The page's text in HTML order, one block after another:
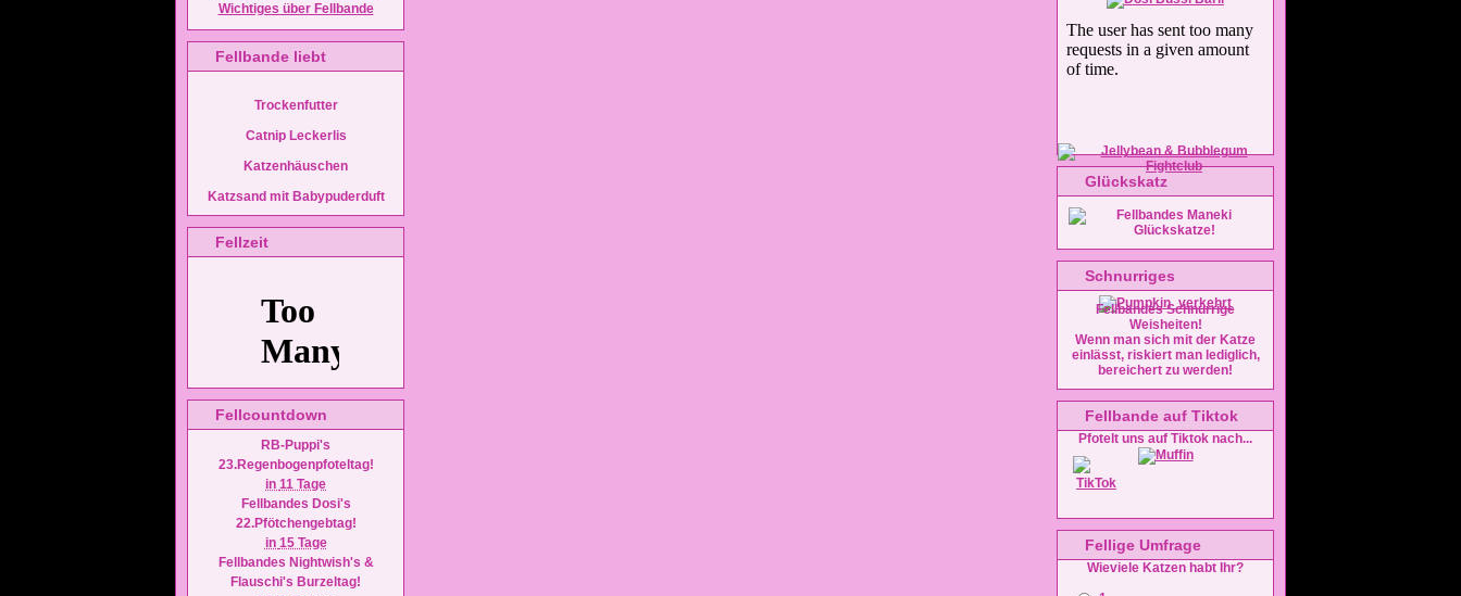
Wichtiges über Fellbande
Fellbande liebt
Trockenfutter
Catnip Leckerlis
Katzenhäuschen
Katzsand mit Babypuderduft
Fellzeit
Fellcountdown
RB-Puppi's
23.Regenbogenpfoteltag!
in 11 Tage
Fellbandes Dosi's
22.Pfötchengebtag!
in 15 Tage
Fellbandes Nightwish's &
Flauschi's Burzeltag!
Glückskatz
Schnurriges
Fellbandes Schnurrige
Weisheiten!
Wenn man sich mit der Katze
einlässt, riskiert man lediglich,
bereichert zu werden!
Fellbande auf Tiktok
Pfotelt uns auf Tiktok nach...
Fellige Umfrage
Wieviele Katzen habt Ihr?